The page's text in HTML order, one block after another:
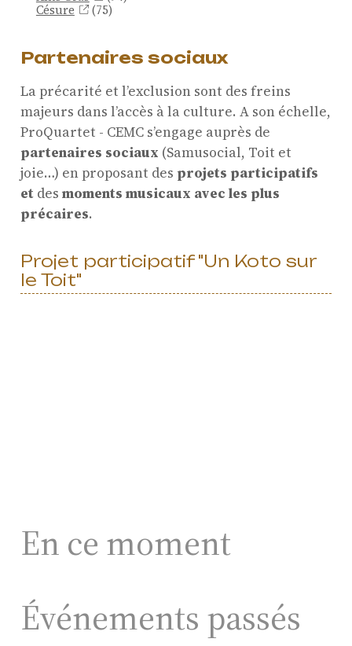
Césure
(75)
Partenaires sociaux
La précarité et l’exclusion sont des freins
majeurs dans l’accès à la culture. A son échelle,
ProQuartet - CEMC s’engage auprès de
partenaires sociaux (Samusocial, Toit et
joie…) en proposant des projets participatifs
et desmoments musicaux avec les plus
précaires.
Projet participatif "Un Koto sur
le Toit"
En ce moment
Événements passés